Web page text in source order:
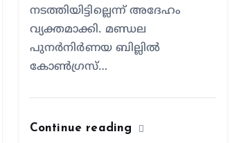
നടത്തിയിട്ടില്ലെന്ന് അദേഹം
വ്യക്തമാക്കി. മണ്ഡല
പുനർനിർണയ ബില്ലിൽ
കോൺഗ്രസ്…
Continue reading